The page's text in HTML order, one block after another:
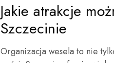
Jakie atrakcje
Szczecinie
Organizacja wesela to nie